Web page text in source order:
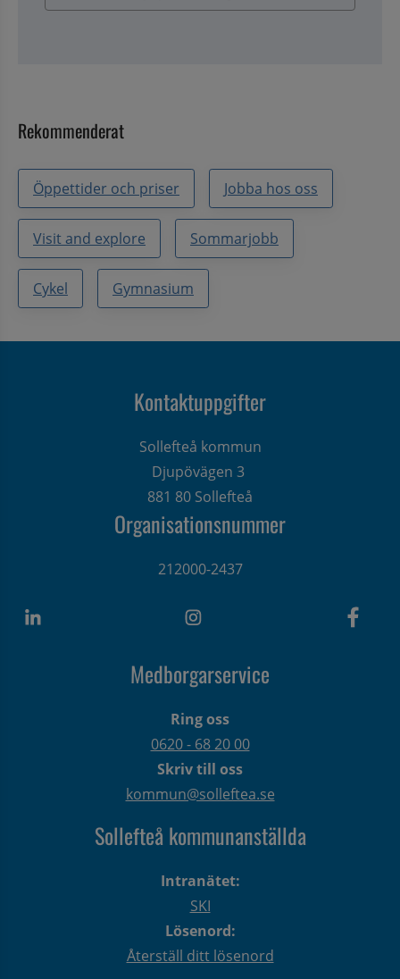
Rekommenderat
Öppettider och priser Jobba hos oss
Visit and explore Sommarjobb
Cykel Gymnasium
Kontaktuppgifter
Sollefteå kommun
Djupövägen 3
881 80 Sollefteå
Organisationsnummer
212000-2437
Medborgarservice
Ring oss
0620 - 68 20 00
Skriv till oss
kommun@solleftea.se
Sollefteå kommunanställda
Intranätet:
SKI
Lösenord:
Återställ ditt lösenord